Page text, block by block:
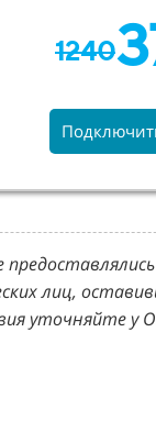
1240
лиц,
уточняйте у